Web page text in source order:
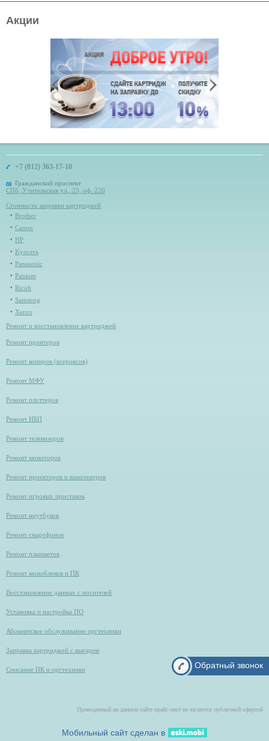
Акции
Обратный звонок
+7 (812) 363-17-10
Гражданский проспект
СПб, Учительская ул., 23, оф. 220
Стоимость заправки картриджей
Brother
Canon
HP
Kyocera
Panasonic
Pantum
Ricoh
Samsung
Xerox
Ремонт и восстановление картриджей
Ремонт принтеров
Ремонт копиров (ксероксов)
Ремонт МФУ
Ремонт плоттеров
Ремонт ИБП
Ремонт телевизоров
Ремонт мониторов
Ремонт проекторов и кинотеатров
Ремонт игровых приставок
Ремонт ноутбуков
Ремонт смартфонов
Ремонт планшетов
Ремонт моноблоков и ПК
Восстановление данных с носителей
Установка и настройка ПО
Абонентское обслуживание оргтехники
Заправка картриджей с выездом
Списание ПК и оргтехники
Приведенный на данном сайте прайс-лист не является публичной офертой
Мобильный сайт сделан в